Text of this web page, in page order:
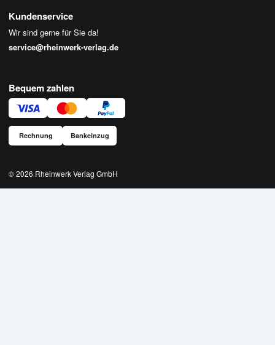
Kundenservice
Wir sind gerne für Sie da!
service@rheinwerk-verlag.de
Bequem zahlen
Rechnung Bankeinzug
© 2026 Rheinwerk Verlag GmbH